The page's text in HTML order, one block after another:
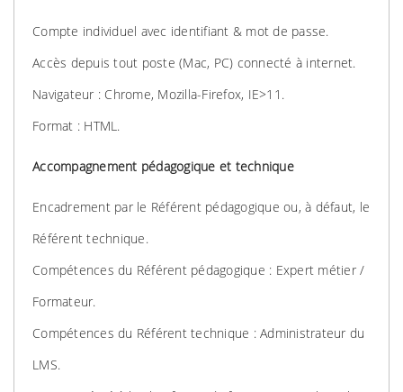
Compte individuel avec identifiant & mot de passe.
Accès depuis tout poste (Mac, PC) connecté à internet.
Navigateur : Chrome, Mozilla-Firefox, IE>11.
Format : HTML.
Accompagnement pédagogique et technique
Encadrement par le Référent pédagogique ou, à défaut, le
Référent technique.
Compétences du Référent pédagogique : Expert métier /
Formateur.
Compétences du Référent technique : Administrateur du
LMS.